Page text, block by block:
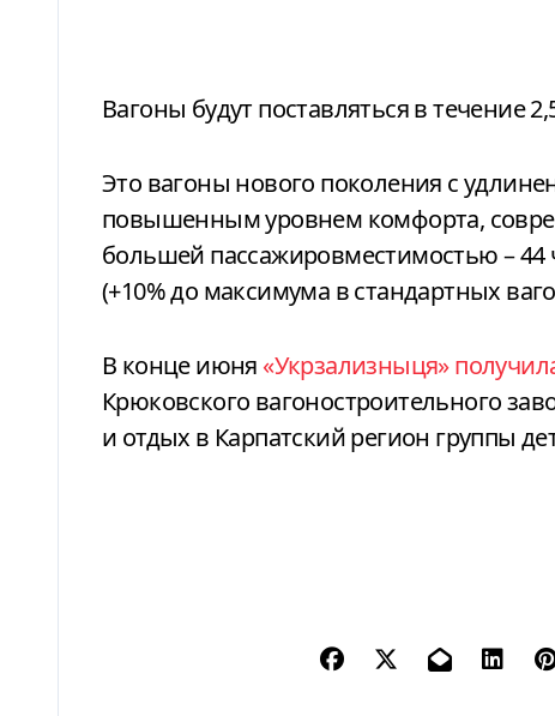
Вагоны будут поставляться в течение
Это вагоны нового поколения с
повышенным уровнем комфорта,
большей пассажировместимостью –
(+10% до максимума в стандартных
В конце июня «Укрзализныця»
Крюковского вагоностроительного
и отдых в Карпатский регион группы